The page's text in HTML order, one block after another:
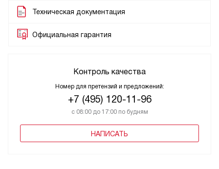
Техническая документация
Официальная гарантия
Контроль качества
Номер для претензий и предложений:
+7 (495) 120-11-96
с 08:00 до 17:00 по будням
НАПИСАТЬ